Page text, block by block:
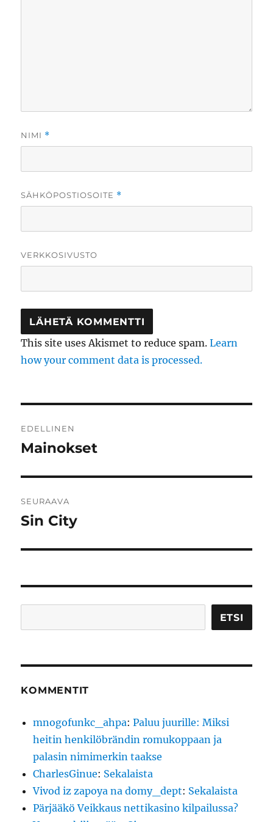
NIMI *
SÄHKÖPOSTIOSOITE *
VERKKOSIVUSTO
This site uses Akismet to reduce spam.Learn
how your comment data is processed.
selaus
EDELLINEN
Edellinen
Mainokset
SEURAAVA
Seuraava
Sin City
ETSI
KOMMENTIT
mnogofunkc_ahpa:Paluu juurille: Miksi
heitin henkilöbrändin romukoppaan ja
palasin nimimerkin taakse
CharlesGinue: Sekalaista
Vivod iz zapoya na domy_dept: Sekalaista
Pärjääkö Veikkaus nettikasino kilpailussa?